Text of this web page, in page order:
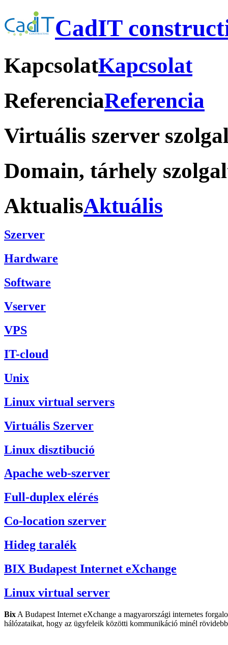
CadIT
KapcsolatKapcsolat
ReferenciaReferencia
Virtuális szerver
Domain, tárhely
AktualisAktuális
Szerver
Hardware
Software
Vserver
VPS
IT-cloud
Unix
Linux virtual servers
Virtuális Szerver
Linux disztibució
Apache web-szerver
Full-duplex elérés
Co-location szerver
Hideg taralék
BIX Budapest Internet eXchange
Linux virtual server
Bix A Budapest Internet eXchange a magyarországi internetes
hálózataikat, hogy az ügyfeleik közötti kommunikáció minél